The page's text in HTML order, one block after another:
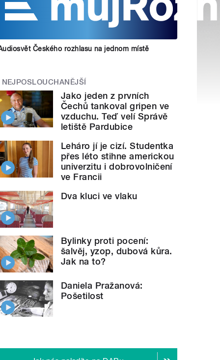
Českého rozhlasu na jednom místě
NEJPOSLOUCHANĚJŠÍ
Jako jeden z prvních
Čechů tankoval gripen ve
vzduchu. Teď velí Správě
letiště Pardubice
Leháro jí je cizí. Studentka
přes léto stihne americkou
univerzitu i dobrovolničení
ve Francii
Dva kluci ve vlaku
Bylinky proti pocení:
šalvěj, yzop, dubová kůra.
Jak na to?
Daniela Pražanová:
Pošetilost